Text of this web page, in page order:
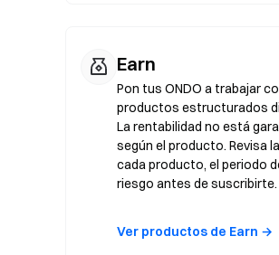
Earn
Pon tus ONDO a trabajar
productos estructurados
La rentabilidad no está
según el producto. Revisa
cada producto, el periodo
riesgo antes de suscribirte.
Ver productos de Earn →